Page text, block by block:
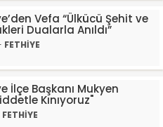
Vefa “Ülkücü Şehit ve
Dualarla Anıldı”
FETHİYE
İlçe Başkanı Mukyen
Kınıyoruz"
FETHİYE